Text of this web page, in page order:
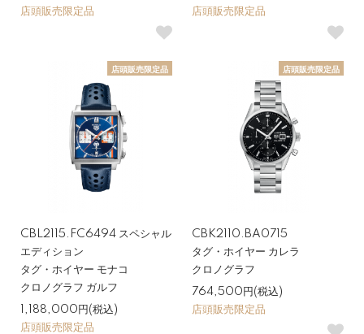
店頭販売限定品
店頭販売限定品
店頭販売限定品
CBL2115.FC6494 スペシャル
エディション
タグ・ホイヤー モナコ
クロノグラフ ガルフ
1,188,000円(税込)
店頭販売限定品
店頭販売限定品
CBK2110.BA0715
タグ・ホイヤー カレラ
クロノグラフ
764,500円(税込)
店頭販売限定品